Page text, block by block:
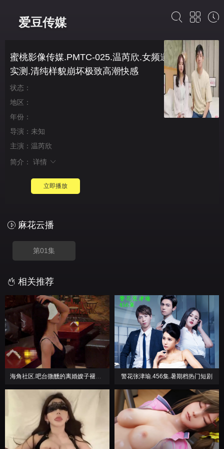
爱豆传媒
蜜桃影像传媒.PMTC-025.温芮欣.女频道主街头跳蛋
实测.清纯样貌崩坏极致高潮快感
状态：
地区：
年份：
导演：未知
主演： 温芮欣
简介：
详情
立即播放
麻花云播
第01集
相关推荐
海角社区.吧台微醺的离婚嫂子褪下黑裙后骚穴微潮 警花张津瑜.456集.暑期档热门短剧